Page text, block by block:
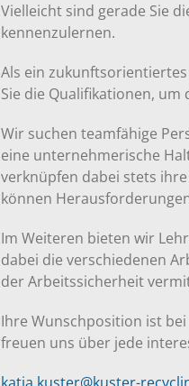
Vielleicht sind gerade Sie
kennenzulernen.
Als ein
Sie die Qualifikationen,
Wir suchen teamfähige
eine unternehmerische
verknüpfen dabei stets
können
Im Weiteren bieten wir
dabei die verschiedenen
der Arbeitssicherheit
Ihre Wunschposition ist
freuen uns über jede